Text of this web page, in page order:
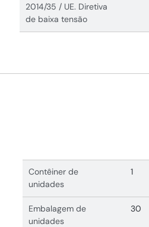
2014/35 / UE. Diretiva
de baixa tensão
Contêiner de
unidades
1
Embalagem de
unidades
30